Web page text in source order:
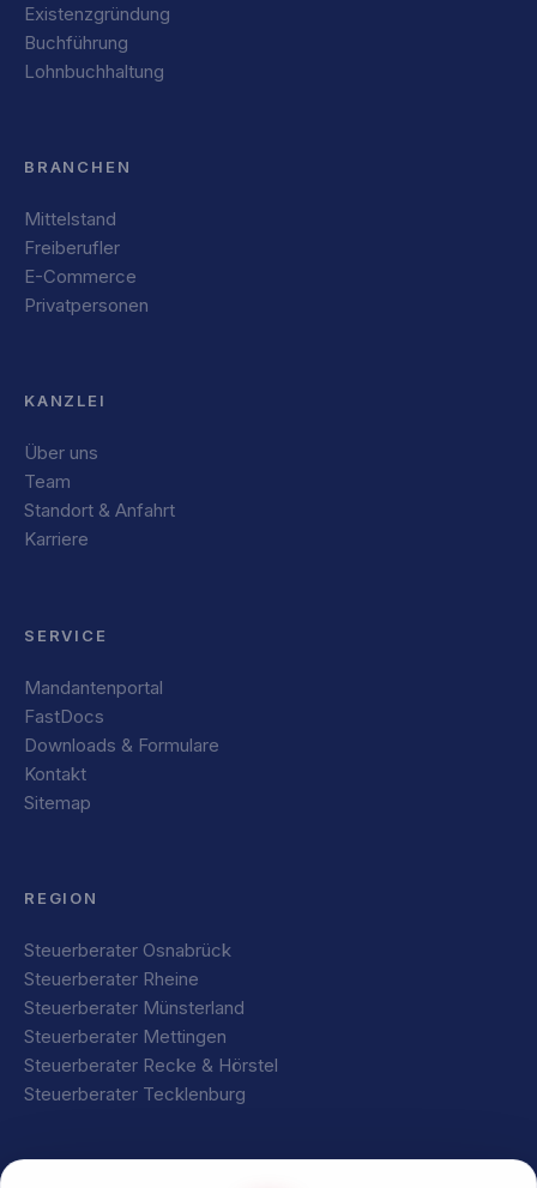
Existenzgründung
Buchführung
Lohnbuchhaltung
BRANCHEN
Mittelstand
Freiberufler
E-Commerce
Privatpersonen
KANZLEI
Über uns
Team
Standort & Anfahrt
Karriere
SERVICE
Mandantenportal
FastDocs
Downloads & Formulare
Kontakt
Sitemap
REGION
Steuerberater Osnabrück
Steuerberater Rheine
Steuerberater Münsterland
Steuerberater Mettingen
Steuerberater Recke & Hörstel
Steuerberater Tecklenburg